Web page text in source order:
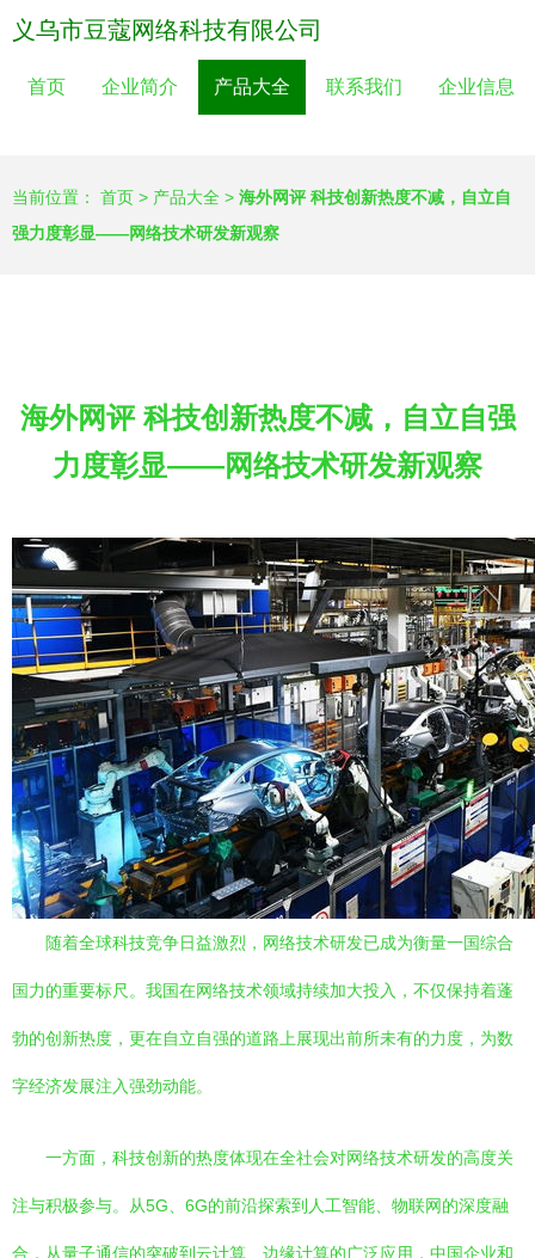
义乌市豆蔻网络科技有限公司
首页 企业简介 产品大全 联系我们 企业信息
当前位置： 首页 > 产品大全 > 海外网评 科技创新热度不减，自立自
强力度彰显——网络技术研发新观察
海外网评 科技创新热度不减，自立自强
力度彰显——网络技术研发新观察
随着全球科技竞争日益激烈，网络技术研发已成为衡量一国综合
国力的重要标尺。我国在网络技术领域持续加大投入，不仅保持着蓬
勃的创新热度，更在自立自强的道路上展现出前所未有的力度，为数
字经济发展注入强劲动能。
一方面，科技创新的热度体现在全社会对网络技术研发的高度关
注与积极参与。从5G、6G的前沿探索到人工智能、物联网的深度融
合，从量子通信的突破到云计算、边缘计算的广泛应用，中国企业和